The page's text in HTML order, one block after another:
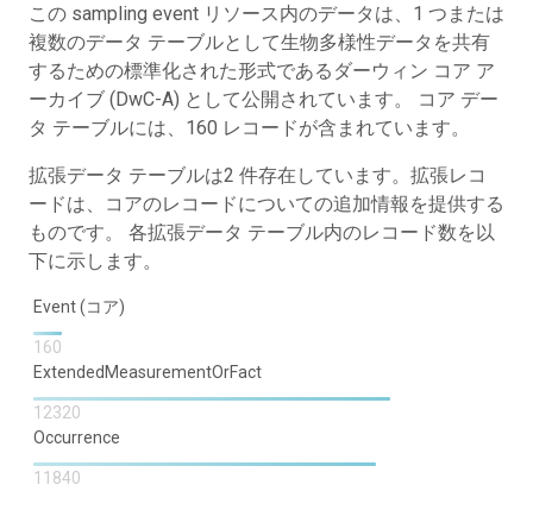
この sampling event リソース内のデータは、1 つまたは
複数のデータ テーブルとして生物多様性データを共有
するための標準化された形式であるダーウィン コア ア
ーカイブ (DwC-A) として公開されています。 コア デー
タ テーブルには、160 レコードが含まれています。
拡張データ テーブルは2 件存在しています。拡張レコ
ードは、コアのレコードについての追加情報を提供する
ものです。 各拡張データ テーブル内のレコード数を以
下に示します。
Event (コア)
160
ExtendedMeasurementOrFact
12320
Occurrence
11840